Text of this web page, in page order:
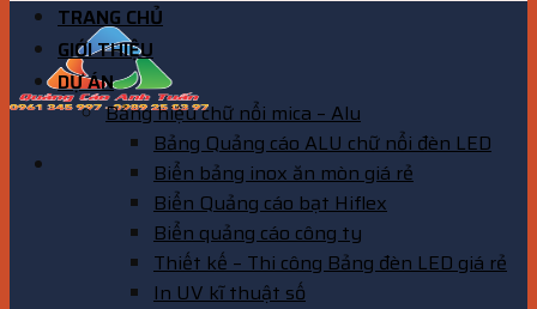
TRANG CHỦ
GIỚI THIỆU
DỰ ÁN
Bảng hiệu chữ nổi mica – Alu
Bảng Quảng cáo ALU chữ nổi đèn LED
Biển bảng inox ăn mòn giá rẻ
Biển Quảng cáo bạt Hiflex
Biển quảng cáo công ty
Thiết kế – Thi công Bảng đèn LED giá rẻ
In UV kĩ thuật số